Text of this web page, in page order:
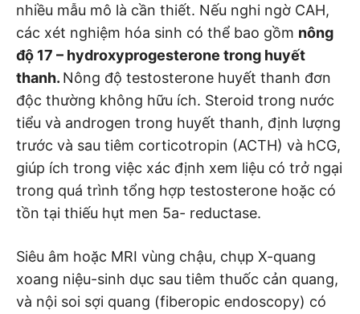
nhiều mẫu mô là cần thiết. Nếu nghi ngờ CAH,
các xét nghiệm hóa sinh có thể bao gồm nông
độ 17 – hydroxyprogesterone trong huyết
thanh. Nông độ testosterone huyết thanh đơn
độc thường không hữu ích. Steroid trong nước
tiểu và androgen trong huyết thanh, định lượng
trước và sau tiêm corticotropin (ACTH) và hCG,
giúp ích trong việc xác định xem liệu có trở ngại
trong quá trình tổng hợp testosterone hoặc có
tồn tại thiếu hụt men 5a- reductase.
Siêu âm hoặc MRI vùng chậu, chụp X-quang
xoang niệu-sinh dục sau tiêm thuốc cản quang,
và nội soi sợi quang (fiberopic endoscopy) có